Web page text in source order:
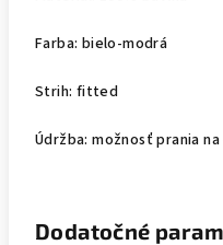
Farba: bielo-modrá
Strih: fitted
Údržba: možnosť prania
Dodatočné